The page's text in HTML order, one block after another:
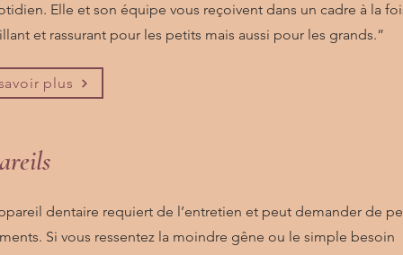
Elle et son équipe vous reçoivent dans un cadre à la
et rassurant pour les petits mais aussi pour les grands.”
plus
dentaire requiert de l’entretien et peut demander de
Si vous ressentez la moindre gêne ou le simple besoin